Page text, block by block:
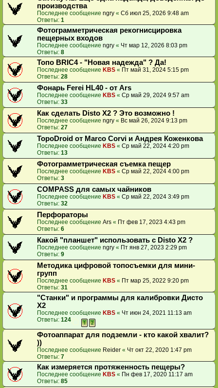
производства
Последнее сообщение ngry « Сб июл 25, 2026 9:48 am
Ответы: 1
Фотограмметрическая рекогнисцировка
пещерных входов
Последнее сообщение ngry « Чт мар 12, 2026 8:03 pm
Ответы: 8
Топо BRIC4 - "Новая надежда" ? Да!
Последнее сообщение KBS « Пт май 31, 2024 5:15 pm
Ответы: 28
Фонарь Ferei HL40 - от Ars
Последнее сообщение KBS « Ср май 29, 2024 9:57 am
Ответы: 33
Как сделать Disto X2 ? Это возможно !
Последнее сообщение ngry « Вс май 26, 2024 9:13 pm
Ответы: 27
TopoDroid от Marco Corvi и Андрея Коженкова
Последнее сообщение KBS « Ср май 22, 2024 4:20 pm
Ответы: 13
Фотограмметрическая съемка пещер
Последнее сообщение KBS « Ср май 22, 2024 4:00 pm
Ответы: 3
COMPASS для самых чайников
Последнее сообщение KBS « Ср май 22, 2024 3:49 pm
Ответы: 32
Перфораторы
Последнее сообщение Ars « Пт фев 17, 2023 4:43 pm
Ответы: 6
Какой "планшет" использовать с Disto X2 ?
Последнее сообщение ngry « Пт янв 27, 2023 2:29 pm
Ответы: 9
Методика цифровой топосъемки для мини-
групп
Последнее сообщение KBS « Пт мар 25, 2022 9:20 pm
Ответы: 31
"Станки" и программы для калибровки Дисто
Х2
Последнее сообщение KBS « Чт июн 24, 2021 11:13 am
Ответы: 124 1 2
Фотоаппарат для подземли - кто какой хвалит?
))
Последнее сообщение Reider « Чт окт 22, 2020 1:47 pm
Ответы: 7
Как измеряется протяженность пещеры?
Последнее сообщение KBS « Пн фев 17, 2020 11:17 am
Ответы: 85